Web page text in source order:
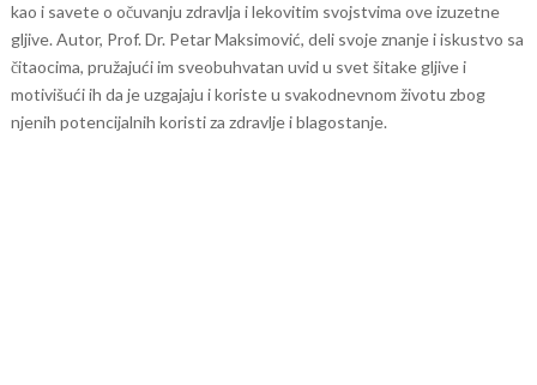
kao i savete o očuvanju zdravlja i lekovitim svojstvima ove izuzetne
gljive. Autor, Prof. Dr. Petar Maksimović, deli svoje znanje i iskustvo sa
čitaocima, pružajući im sveobuhvatan uvid u svet šitake gljive i
motivišući ih da je uzgajaju i koriste u svakodnevnom životu zbog
njenih potencijalnih koristi za zdravlje i blagostanje.